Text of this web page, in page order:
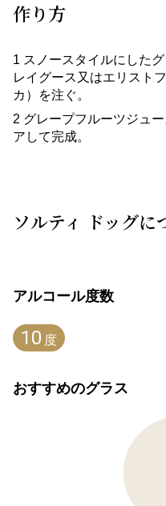
作り方
スノースタイルにした
レイグース又はエリスト
カ）を注ぐ。
グレープフルーツジュ
アして完成。
ソルティ ドッグに
アルコール度数
10 度
おすすめのグラス